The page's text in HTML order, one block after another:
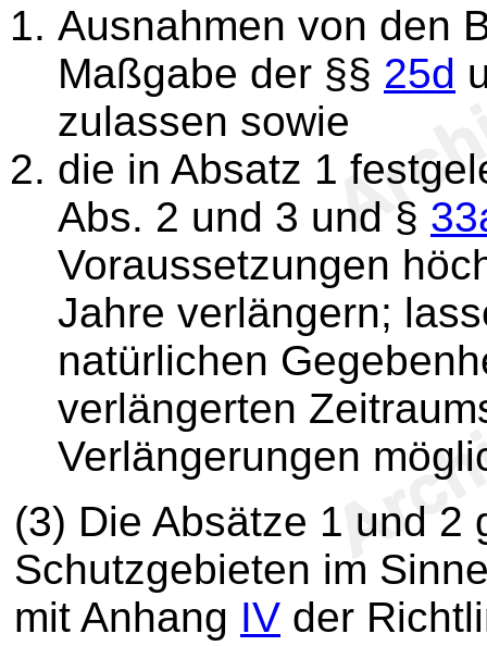
Ausnahmen von den
Maßgabe der §§ 25d
zulassen sowie
die in Absatz 1
Abs. 2 und 3 und §
Voraussetzungen
Jahre verlängern;
natürlichen
verlängerten
Verlängerungen
(3) Die Absätze 1 und 2
Schutzgebieten im
mit Anhang IV der